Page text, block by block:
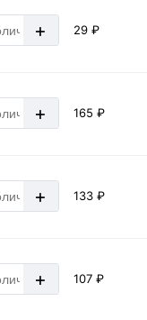
+ 29 ₽
+ 165 ₽
+ 133 ₽
+ 107 ₽